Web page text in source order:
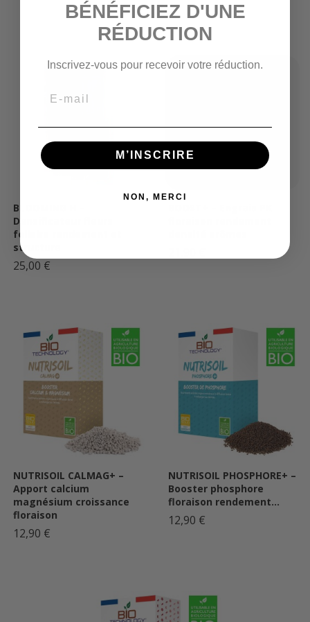
BLOOMING H –
Densificateur fleurs
foliaire rendement et
structure
25,00 €
NUTRISOIL CALMAG+ –
Apport calcium
magnésium croissance
floraison
12,90 €
NUTRISOIL PHOSPHORE+ –
Booster phosphore
floraison rendement...
12,90 €
BÉNÉFICIEZ D'UNE
RÉDUCTION
Inscrivez-vous pour recevoir votre réduction.
M’INSCRIRE
NON, MERCI